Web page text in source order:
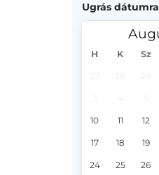
Ugrás dátumra
H K Sz
10 11 12
17 18 19
24 25 26